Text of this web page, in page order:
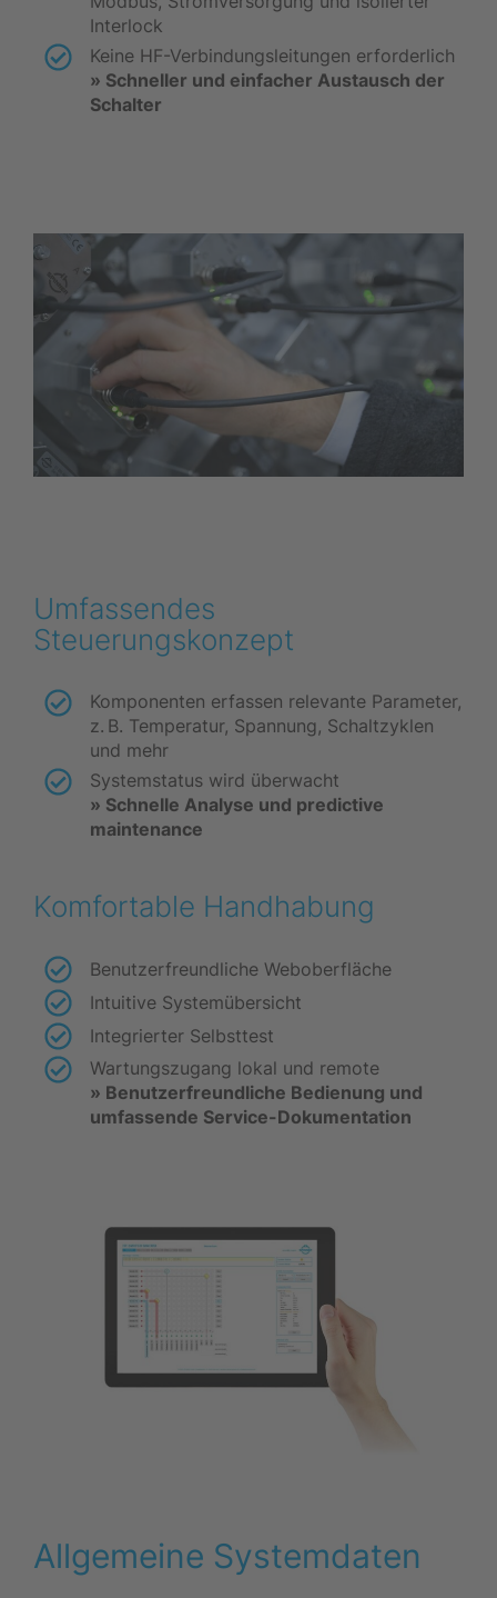
Interlock
Keine HF-Verbindungsleitungen erforderlich
» Schneller und einfacher Austausch der
Schalter
Umfassendes
Steuerungskonzept
Komponenten erfassen relevante Parameter,
z. B. Temperatur, Spannung, Schaltzyklen
und mehr
Systemstatus wird überwacht
» Schnelle Analyse und predictive
maintenance
Komfortable Handhabung
Benutzerfreundliche Weboberfläche
Intuitive Systemübersicht
Integrierter Selbsttest
Wartungszugang lokal und remote
» Benutzerfreundliche Bedienung und
umfassende Service-Dokumentation
Allgemeine Systemdaten